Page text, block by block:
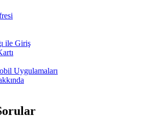
ile Giriş
Uygulamaları